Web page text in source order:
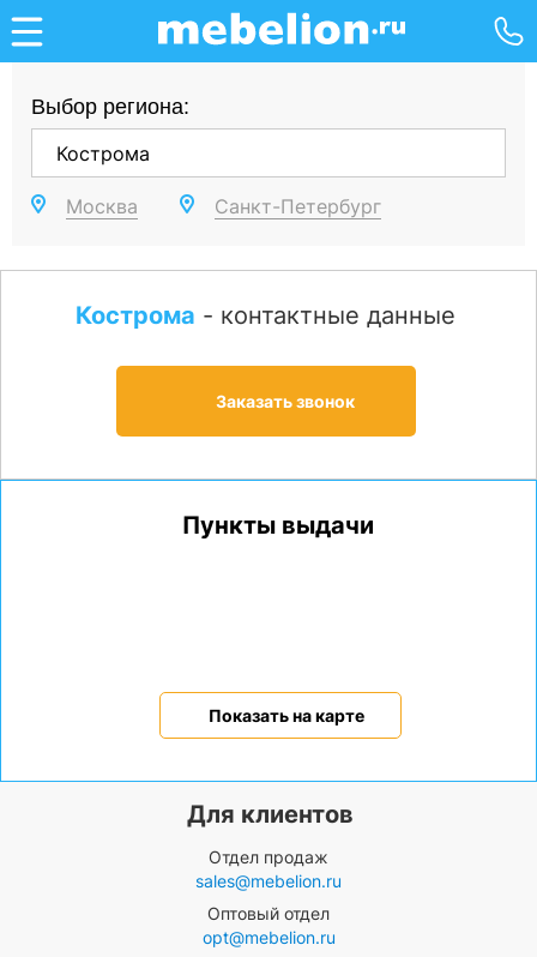
Выбор региона:
Москва Санкт-Петербург
Кострома - контактные данные
Заказать звонок
Пункты выдачи
Показать на карте
Для клиентов
Отдел продаж
sales@mebelion.ru
Оптовый отдел
opt@mebelion.ru